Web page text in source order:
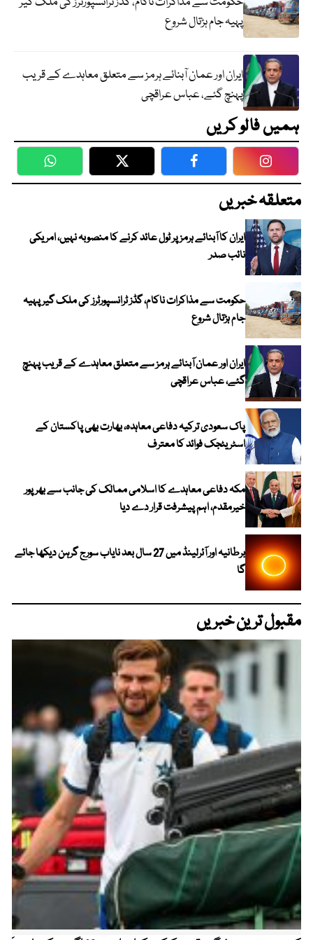
پہیہ جام ہڑتال شروع
ایران اور عمان آبنائے ہرمز سے متعلق معاہدے کے قریب
پہنچ گئے، عباس عراقچی
ہمیں فالو کریں
WhatsApp Twitter Facebook
متعلقہ خبریں
ایران کا آبنائے ہرمز پر ٹول عائد کرنے کا منصوبہ نہیں، امریکی
نائب صدر
حکومت سے مذاکرات ناکام، گڈز ٹرانسپورٹرز کی ملک گیر پہیہ
جام ہڑتال شروع
ایران اور عمان آبنائے ہرمز سے متعلق معاہدے کے قریب پہنچ
گئے، عباس عراقچی
پاک سعودی ترکیہ دفاعی معاہدہ، بھارت بھی پاکستان کے
اسٹریٹجک فوائد کا معترف
مکہ دفاعی معاہدے کا اسلامی ممالک کی جانب سے بھرپور
خیرمقدم، اہم پیشرفت قرار دے دیا
برطانیہ اور آئرلینڈ میں 27 سال بعد نایاب سورج گرہن دیکھا جائے
گا
مقبول ترین خبریں